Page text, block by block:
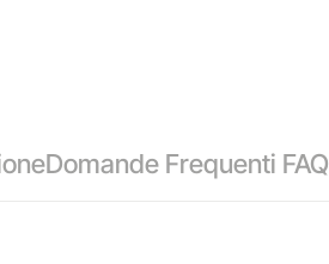
Domande Frequenti FAQ